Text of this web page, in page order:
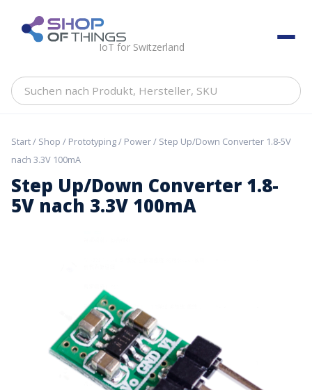
content ShopOfThings
IoT for Switzerland
Suchen
Hersteller,
Start/ Shop / Prototyping/ Power/ Step Up/Down Converter 1.8-5V
nach 3.3V 100mA
Step Up/Down Converter 1.8-
5V nach 3.3V 100mA